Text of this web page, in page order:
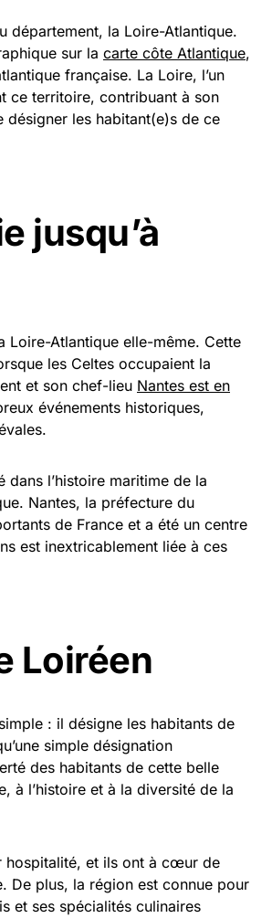
département, la Loire-Atlantique.
sur la carte côte Atlantique,
française. La Loire, l’un
ce territoire, contribuant à son
désigner les habitant(e)s de ce
jusqu’à
Loire-Atlantique elle-même. Cette
les Celtes occupaient la
et son chef-lieu Nantes est en
événements historiques,
l’histoire maritime de la
Nantes, la préfecture du
de France et a été un centre
est inextricablement liée à ces
Loiréen
: il désigne les habitants de
simple désignation
des habitants de cette belle
à l’histoire et à la diversité de la
hospitalité, et ils ont à cœur de
De plus, la région est connue pour
et ses spécialités culinaires